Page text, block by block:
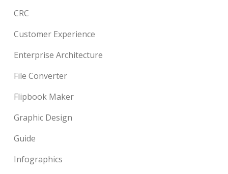
CRC
Customer Experience
Enterprise Architecture
File Converter
Flipbook Maker
Graphic Design
Guide
Infographics